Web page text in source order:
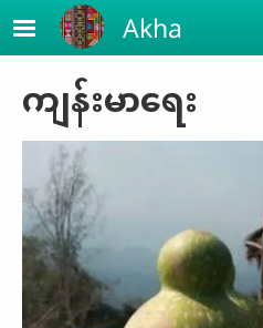
Skip to main content
Akha
ကျန်းမာရေး